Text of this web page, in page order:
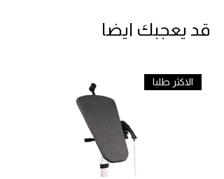
قد يعجبك ايضا
الاكثر طلبا